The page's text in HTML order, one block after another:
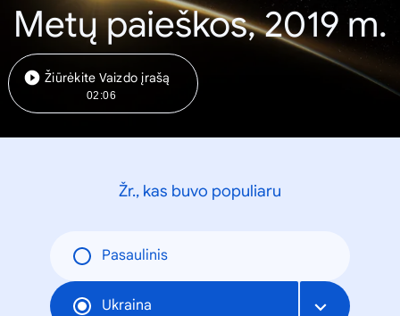
Metų paieškos, 2019 m.
Žiūrėkite Vaizdo įrašą
02:06
Žr., kas buvo populiaru
Pasaulinis
Ukraina